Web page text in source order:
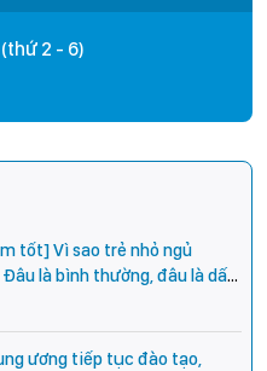
2 - 6)
tốt] Vì sao trẻ nhỏ ngủ
là bình thường, đâu là dấu
ương tiếp tục đào tạo,